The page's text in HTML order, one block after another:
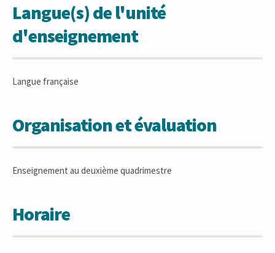
Langue(s) de l'unité
d'enseignement
Langue française
Organisation et évaluation
Enseignement au deuxième quadrimestre
Horaire